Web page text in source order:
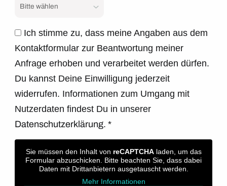
Ich stimme zu, dass meine Angaben aus dem
Kontaktformular zur Beantwortung meiner
Anfrage erhoben und verarbeitet werden dürfen.
Du kannst Deine Einwilligung jederzeit
widerrufen. Informationen zum Umgang mit
Nutzerdaten findest Du in unserer
Datenschutzerklärung.*
Sie müssen den Inhalt von reCAPTCHAladen, um das
Formular abzuschicken. Bitte beachten Sie, dass dabei
Daten mit Drittanbietern ausgetauscht werden.
Mehr Informationen